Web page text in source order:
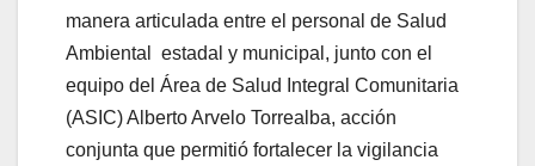
manera articulada entre el personal de Salud
Ambiental estadal y municipal, junto con el
equipo del Área de Salud Integral Comunitaria
(ASIC) Alberto Arvelo Torrealba, acción
conjunta que permitió fortalecer la vigilancia